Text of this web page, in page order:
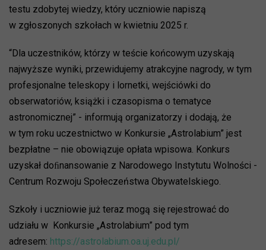
testu zdobytej wiedzy, który uczniowie napiszą
w zgłoszonych szkołach w kwietniu 2025 r.
“Dla uczestników, którzy w teście końcowym uzyskają
najwyższe wyniki, przewidujemy atrakcyjne nagrody, w tym
profesjonalne teleskopy i lornetki, wejściówki do
obserwatoriów, książki i czasopisma o tematyce
astronomicznej” - informują organizatorzy i dodają, że
w tym roku uczestnictwo w Konkursie „Astrolabium” jest
bezpłatne – nie obowiązuje opłata wpisowa. Konkurs
uzyskał doﬁnansowanie z Narodowego Instytutu Wolności -
Centrum Rozwoju Społeczeństwa Obywatelskiego.
Szkoły i uczniowie już teraz mogą się rejestrować do
udziału w Konkursie „Astrolabium” pod tym
adresem: https://astrolabium.oa.uj.edu.pl/